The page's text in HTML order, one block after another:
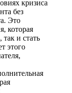
кризиса
без
Это
которая
и стать
этого